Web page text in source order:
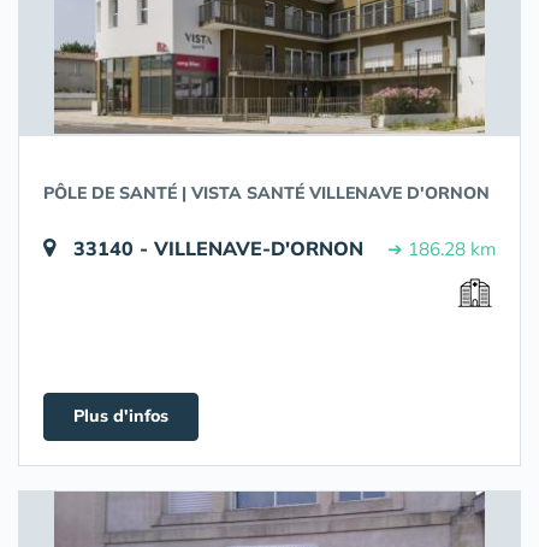
PÔLE DE SANTÉ | VISTA SANTÉ VILLENAVE D'ORNON
33140 - VILLENAVE-D'ORNON ➔ 186.28 km
Plus d'infos